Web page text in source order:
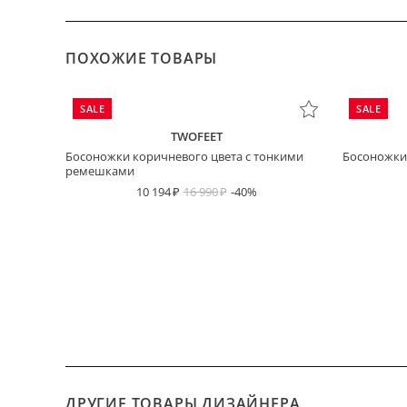
ПОХОЖИЕ ТОВАРЫ
SALE
TWOFEET
Босоножки коричневого цвета с тонкими
ремешками
10 194
16 990 -40%
SALE